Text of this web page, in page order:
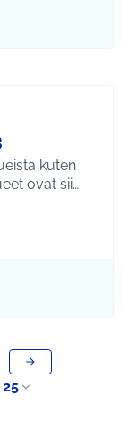
kuten
ovat sii…
25